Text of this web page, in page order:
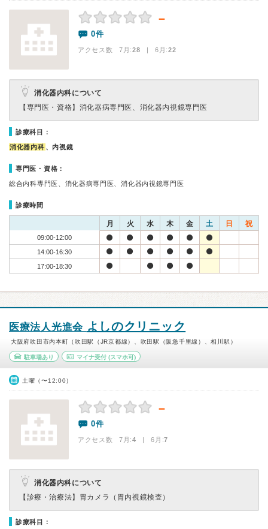
－
0件
アクセス数 7月:28 | 6月:22
消化器内科について
【専門医・資格】 消化器病専門医、消化器内視鏡専門医
診療科目：
消化器内科 、内視鏡
専門医・資格：
総合内科専門医、消化器病専門医、消化器内視鏡専門医
診療時間
月 火 水 木 金 土 日 祝
09:00-12:00
14:00-16:30
17:00-18:30
医療法人光進会 よしのクリニック
大阪府吹田市内本町（吹田駅（JR京都線）、吹田駅（阪急千里線）、相川駅）
駐車場あり マイナ受付(スマホ可)
土曜（〜12:00）
－
0件
アクセス数 7月:4 | 6月:7
消化器内科について
【診療・治療法】 胃カメラ（胃内視鏡検査）
診療科目：